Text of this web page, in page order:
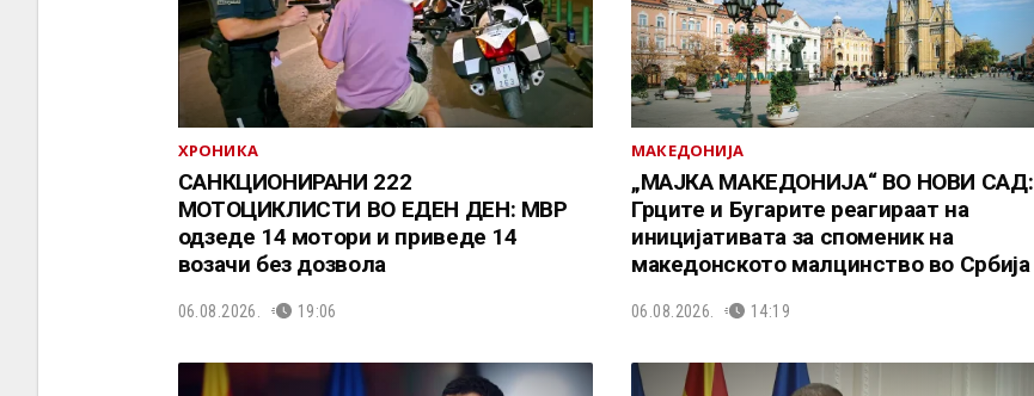
ХРОНИКА
САНКЦИОНИРАНИ 222
МОТОЦИКЛИСТИ ВО ЕДЕН ДЕН: МВР
одзеде 14 мотори и приведе 14
возачи без дозвола
06.08.2026. 19:06
МАКЕДОНИЈА
„МАЈКА МАКЕДОНИЈА“ ВО НОВИ САД:
Грците и Бугарите реагираат на
иницијативата за споменик на
македонското малцинство во Србија
06.08.2026. 14:19